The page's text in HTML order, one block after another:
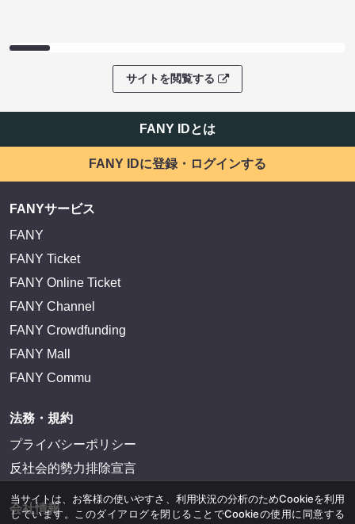
サイトを閲覧する
FANY IDとは
FANY IDに登録・ログインする
FANYサービス
FANY
FANY Ticket
FANY Online Ticket
FANY Channel
FANY Crowdfunding
FANY Mall
FANY Commu
法務・規約
プライバシーポリシー
反社会的勢力排除宣言
会社情報
当サイトは、お客様の使いやすさ、利用状況の分析のためCookieを利用
しています。このダイアログを閉じることでCookieの使用に同意する